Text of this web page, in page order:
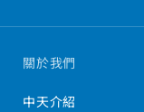
關於我們
中天介紹